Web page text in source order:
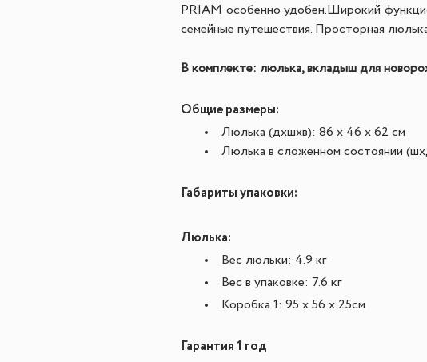
PRIAM особенно удобен. Широкий
семейные путешествия. Просторная
В комплекте: люлька, вкладыш для
Общие размеры:
Люлька (дxшxв): 86 x 46 x 62 см
Люлька в сложенном состоянии
Габариты упаковки:
Люлька:
Вес люльки: 4.9 кг
Вес в упаковке: 7.6 кг
Коробка 1: 95 х 56 х 25см
Гарантия 1 год